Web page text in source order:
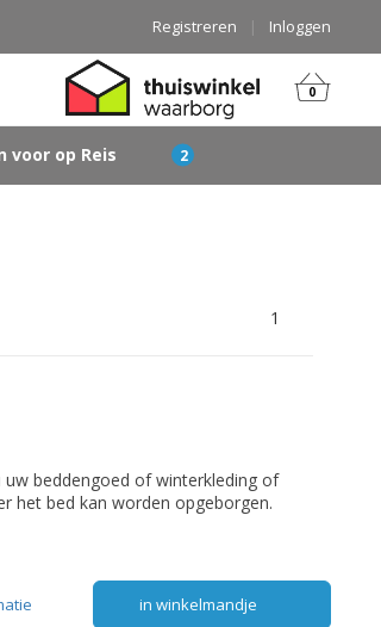
Inloggen
|
Registreren
0
voor op Reis
1
uw beddengoed of winterkleding of
het bed kan worden opgeborgen.
in winkelmandje